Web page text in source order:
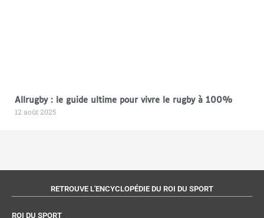
Allrugby : le guide ultime pour vivre le rugby à 100%
12 août 2025
RETROUVE L'ENCYCLOPÉDIE DU ROI DU SPORT
ROI DU SPORT